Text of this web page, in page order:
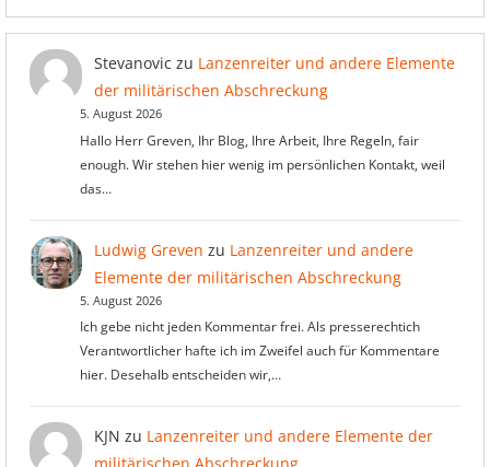
Stevanovic zu Lanzenreiter und andere Elemente
der militärischen Abschreckung
5. August 2026
Hallo Herr Greven, Ihr Blog, Ihre Arbeit, Ihre Regeln, fair
enough. Wir stehen hier wenig im persönlichen Kontakt, weil
das…
Ludwig Greven zu Lanzenreiter und andere
Elemente der militärischen Abschreckung
5. August 2026
Ich gebe nicht jeden Kommentar frei. Als presserechtich
Verantwortlicher hafte ich im Zweifel auch für Kommentare
hier. Desehalb entscheiden wir,…
KJN zu Lanzenreiter und andere Elemente der